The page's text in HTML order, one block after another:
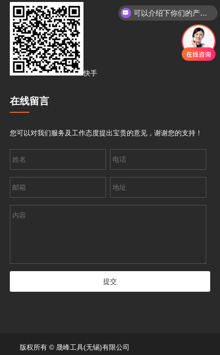
快手
在线留言
您可以对我们服务及工作态度提出宝贵的意见，谢谢您的支持！
版权所有 © 晟峰工具(无锡)有限公司
可以介绍下你们的产品么